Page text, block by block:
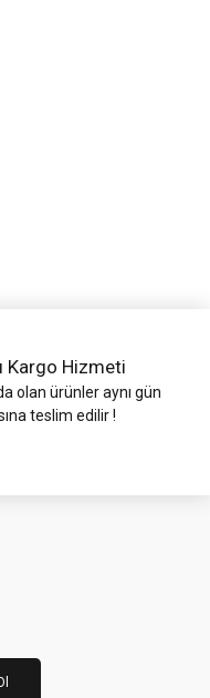
Kargo Hizmeti
olan ürünler aynı gün
teslim edilir !